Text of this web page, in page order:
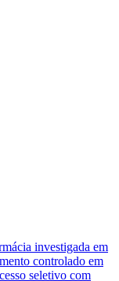
investigada em
controlado em
seletivo com